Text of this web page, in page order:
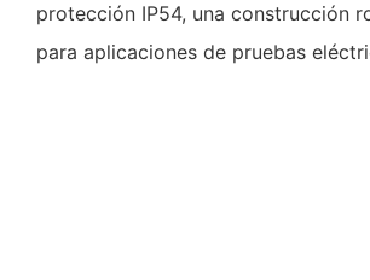
protección IP54, una construcción
para aplicaciones de pruebas